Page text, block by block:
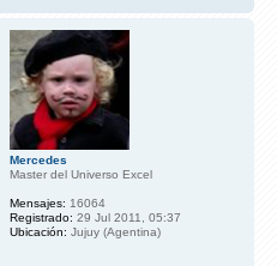
Mercedes
Master del Universo Excel
Mensajes: 16064
Registrado: 29 Jul 2011, 05:37
Ubicación: Jujuy (Agentina)